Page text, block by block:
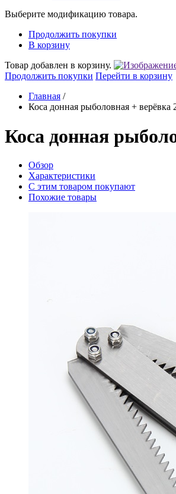
Выберите модификацию товара.
Продолжить покупки
В корзину
Товар добавлен в корзину.
Продолжить покупки Перейти в корзину
Главная /
Коса донная рыболовная + верёвка
Коса донная
Обзор
Характеристики
С этим товаром покупают
Похожие товары